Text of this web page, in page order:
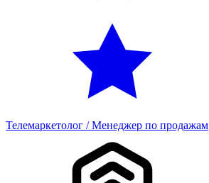
Телемаркетолог / Менеджер по продажам